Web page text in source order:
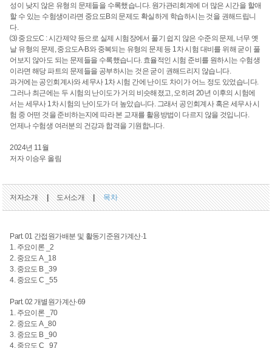
성이 낮지 않은 유형의 문제들을 수록했습니다. 원가관리회계에 더 많은 시간을 할애
할 수 있는 수험생이라면 중요도B의 문제도 확실하게 학습하시는 것을 권해드립니
다.
⑶ 중요도C : 시간제약 등으로 실제 시험장에서 풀기 쉽지 않은 수준의 문제, 너무 옛
날 유형의 문제, 중요도A·B와 중복되는 유형의 문제 등 1차 시험 대비를 위해 굳이 풀
어보지 않아도 되는 문제들을 수록했습니다. 효율적인 시험 준비를 원하시는 수험생
이라면 해당 파트의 문제들을 공부하시는 것은 굳이 권해드리지 않습니다.
과거에는 공인회계사와 세무사 1차 시험 간에 난이도 차이가 어느 정도 있었습니다.
그러나 최근에는 두 시험의 난이도가 거의 비슷해졌고, 오히려 20년 이후의 시험에
서는 세무사 1차 시험의 난이도가 더 높았습니다. 그래서 공인회계사 혹은 세무사 시
험 중 어떤 것을 준비하는지에 따라 본 교재를 활용방법이 다르지 않을 것입니다.
언제나 수험생 여러분의 건강과 합격을 기원합니다.
2024년 11월
저자 이승우 올림
저자소개 | 도서소개 | 목차
Part. 01 간접원가배분 및 활동기준원가계산·1
1. 주요이론 _2
2. 중요도 A _18
3. 중요도 B _39
4. 중요도 C _55
Part. 02 개별원가계산·69
1. 주요이론 _70
2. 중요도 A _80
3. 중요도 B _90
4. 중요도 C _97